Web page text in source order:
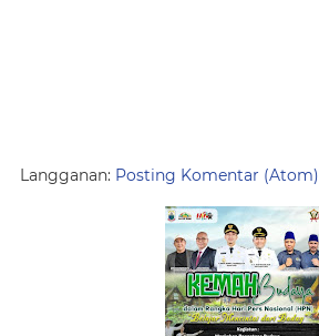
Langganan: Posting Komentar (Atom)